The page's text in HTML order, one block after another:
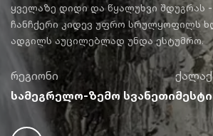
ყველაზე დიდი და წყალუხვი შდუგრას -
ჩანჩქერი კიდევ უფრო სრულყოფილს
ადგილს აუცილებლად უნდა ესტუმრო.
რეგიონი
სამეგრელო-ზემო სვანეთი